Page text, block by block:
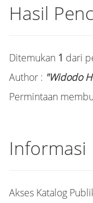
Hasil
Ditemukan 1 dari
Author : "Widodo
Permintaan
Informasi
Akses Katalog